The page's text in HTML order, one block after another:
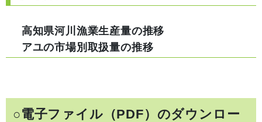
高知県河川漁業生産量の推移
アユの市場別取扱量の推移
○電子ファイル（PDF）のダウンロー